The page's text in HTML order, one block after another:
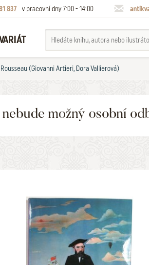
837 v pracovní dny 7:00 - 14:00
Rousseau (Giovanni Artieri, Dora Vallierová)
možný osobní